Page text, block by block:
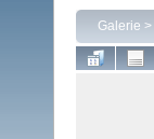
Galerie >